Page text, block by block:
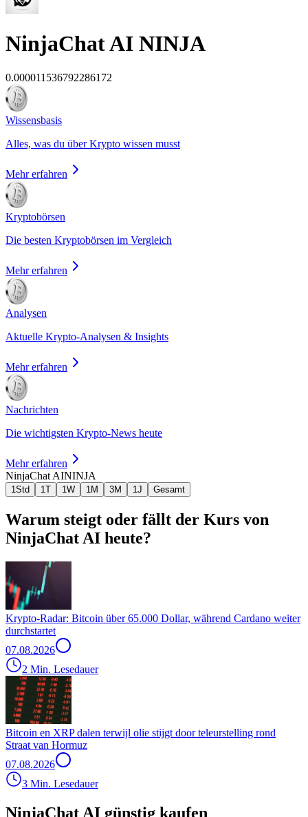
NinjaChat AI NINJA
0.000011536792286172
Wissensbasis
Alles, was du über Krypto wissen musst
Mehr erfahren
Kryptobörsen
Die besten Kryptobörsen im Vergleich
Mehr erfahren
Analysen
Aktuelle Krypto-Analysen & Insights
Mehr erfahren
Nachrichten
Die wichtigsten Krypto-News heute
Mehr erfahren
NinjaChat AININJA
1Std 1T 1W 1M 3M 1J Gesamt
Warum steigt oder fällt der Kurs von
NinjaChat AI heute?
Krypto-Radar: Bitcoin über 65.000 Dollar, während Cardano weiter
durchstartet
07.08.2026
2 Min. Lesedauer
Bitcoin en XRP dalen terwijl olie stijgt door teleurstelling rond
Straat van Hormuz
07.08.2026
3 Min. Lesedauer
NinjaChat AI günstig kaufen